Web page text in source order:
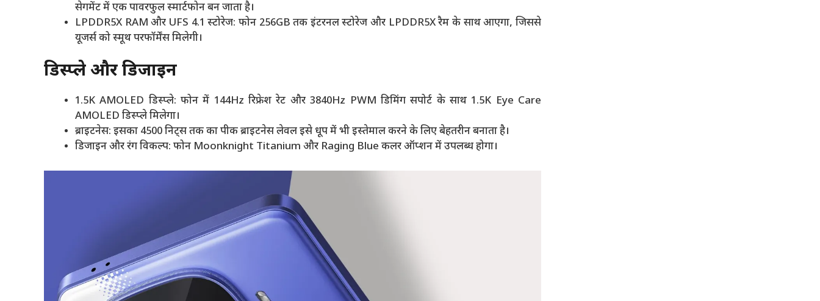
सेगमेंट में एक पावरफुल स्मार्टफोन बन जाता है।
LPDDR5X RAM और UFS 4.1 स्टोरेज: फोन 256GB तक इंटरनल स्टोरेज और LPDDR5X रैम के साथ आएगा, जिससे
यूजर्स को स्मूथ परफॉर्मेंस मिलेगी।
डिस्प्ले और डिजाइन
1.5K AMOLED डिस्प्ले: फोन में 144Hz रिफ्रेश रेट और 3840Hz PWM डिमिंग सपोर्ट के साथ 1.5K Eye Care
AMOLED डिस्प्ले मिलेगा।
ब्राइटनेस: इसका 4500 निट्स तक का पीक ब्राइटनेस लेवल इसे धूप में भी इस्तेमाल करने के लिए बेहतरीन बनाता है।
डिजाइन और रंग विकल्प: फोन Moonknight Titanium और Raging Blue कलर ऑप्शन में उपलब्ध होगा।